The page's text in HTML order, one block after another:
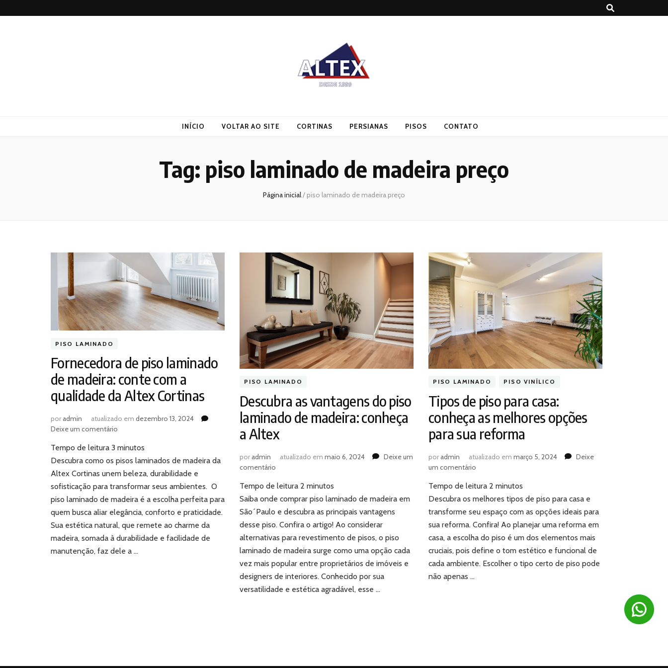
INÍCIO VOLTAR AO SITE CORTINAS PERSIANAS PISOS CONTATO
Tag: piso laminado de madeira preço
Página inicial/ piso laminado de madeira preço
PISO LAMINADO
Fornecedora de piso laminado
de madeira: conte com a
qualidade da Altex Cortinas
poradmin atualizado em dezembro 13, 2024
Deixe um comentário
de
piso
laminado
madeira:
conte
com
a
qualidade
da
Altex
Tempo de leitura 3 minutos
Descubra como os pisos laminados de madeira da
Altex Cortinas unem beleza, durabilidade e
sofisticação para transformar seus ambientes. O
piso laminado de madeira é a escolha perfeita para
quem busca aliar elegância, conforto e praticidade.
Sua estética natural, que remete ao charme da
madeira, somada à durabilidade e facilidade de
manutenção, faz dele a …
PISO LAMINADO
Descubra as vantagens do piso
laminado de madeira: conheça
a Altex
poradmin atualizado em maio 6, 2024
Deixe um
comentárioem
as
vantagens
laminado
de
madeira:
conheça
Altex
Tempo de leitura 2 minutos
Saiba onde comprar piso laminado de madeira em
São´Paulo e descubra as principais vantagens
desse piso. Confira o artigo! Ao considerar
alternativas para revestimento de pisos, o piso
laminado de madeira surge como uma opção cada
vez mais popular entre proprietários de imóveis e
designers de interiores. Conhecido por sua
versatilidade e estética agradável, esse …
PISO LAMINADO PISO VINÍLICO
Tipos de piso para casa:
conheça as melhores opções
para sua reforma
poradmin atualizado em março 5, 2024
Deixe
um comentárioem
de
piso
casa:
conheça
as
melhores
opções
Tempo de leitura 2 minutos
Descubra os melhores tipos de piso para casa e
transforme seu espaço com as opções ideais para
sua reforma. Confira! Ao planejar uma reforma em
casa, a escolha do piso é um dos elementos mais
cruciais, pois define o tom estético e funcional de
cada ambiente. Escolher o tipo certo de piso pode
não apenas …